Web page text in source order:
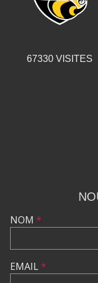
67330VISITES
NOM *
EMAIL*